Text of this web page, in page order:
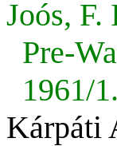
Joós,
Pre-
1961/
Kárpáti